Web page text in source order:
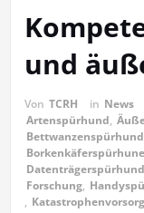
und
Von TCRH in News
Artenspürhund,
Bettwanzenspürhund
Datenträgerspürhund
Forschung,
,